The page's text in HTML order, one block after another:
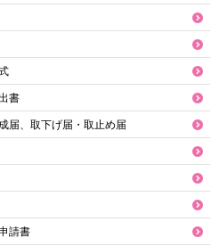
書
届、取下げ届・取止め届
請書